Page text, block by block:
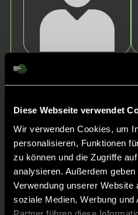
Diese Webseite verwendet
Wir verwenden Cookies, um
personalisieren, Funktionen
zu können und die Zugriffe
analysieren. Außerdem
Verwendung unserer Website
soziale Medien, Werbung
Jonas
B.
Jaro
T.